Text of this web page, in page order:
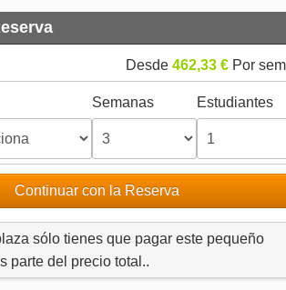
Desde 462,33 € Por
Semanas Estudiantes
Continuar con la Reserva
sólo tienes que pagar este pequeño
parte del precio total..